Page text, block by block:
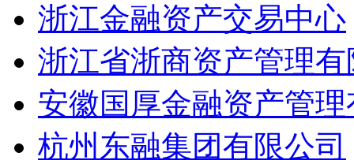
浙江金融资产交易中心
浙江省浙商资产管理
安徽国厚金融资产管
杭州东融集团有限公司